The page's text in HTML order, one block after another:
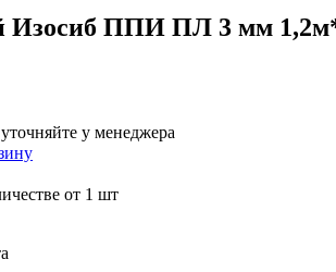
Изосиб ППИ ПЛ 3 мм
у менеджера
от 1 шт